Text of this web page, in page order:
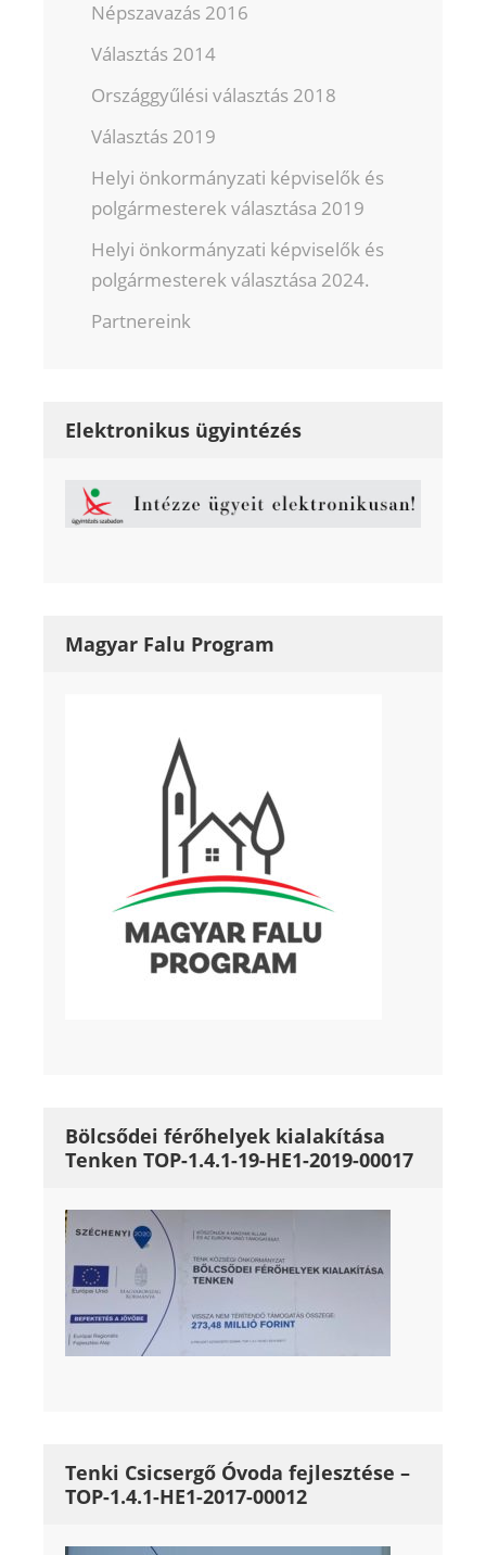
Népszavazás 2016
Választás 2014
Országgyűlési választás 2018
Választás 2019
Helyi önkormányzati képviselők és
polgármesterek választása 2019
Helyi önkormányzati képviselők és
polgármesterek választása 2024.
Partnereink
Elektronikus ügyintézés
Magyar Falu Program
Bölcsődei férőhelyek kialakítása
Tenken TOP-1.4.1-19-HE1-2019-00017
Tenki Csicsergő Óvoda fejlesztése –
TOP-1.4.1-HE1-2017-00012